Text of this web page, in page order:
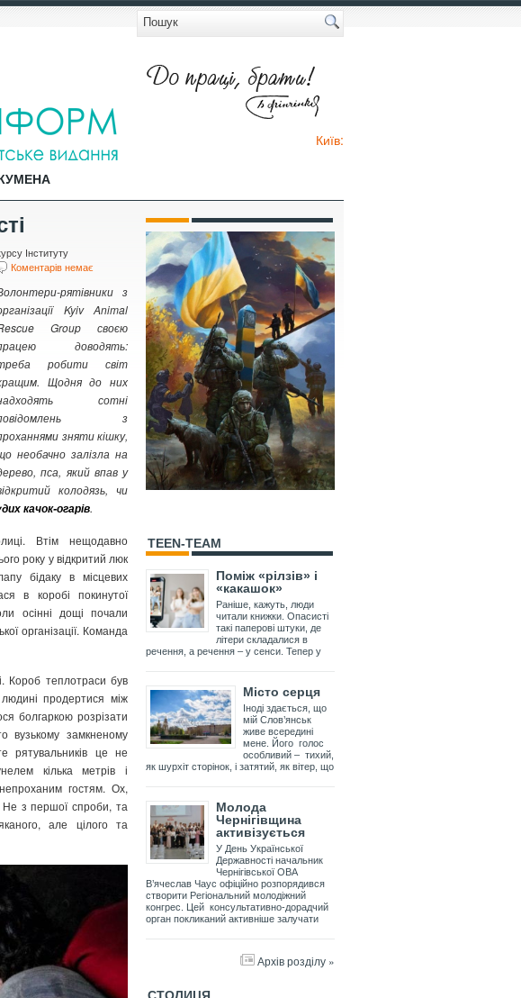
Київ:
Інституту
Коментарів немає
рятівники з
Kyiv Animal
Group своєю
доводять:
робити світ
Щодня до них
сотні
з
зняти кішку,
необачно залізла на
пса, який впав у
колодязь, чи
качок-огарів.
Втім нещодавно
року у відкритий люк
бідаку в місцевих
в коробі покинутої
осінні дощі почали
організації. Команда
Короб теплотраси був
продертися між
болгаркою розрізати
вузькому замкненому
рятувальників це не
кілька метрів і
гостям. Ох,
з першої спроби, та
але цілого та
TEEN-TEAM
Поміж «рілзів» і
«какашок»
Раніше, кажуть, люди
читали книжки. Опасисті
такі паперові штуки, де
літери складалися в
речення, а речення – у сенси. Тепер у
Місто серця
Іноді здається, що
мій Слов’янськ
живе всередині
мене. Його голос
особливий – тихий,
як шурхіт сторінок, і затятий, як вітер, що
Молода
Чернігівщина
активізується
У День Української
Державності начальник
Чернігівської ОВА
В’ячеслав Чаус офіційно розпорядився
створити Регіональний молодіжний
конгрес. Цей консультативно-дорадчий
орган покликаний активніше залучати
Архів розділу »